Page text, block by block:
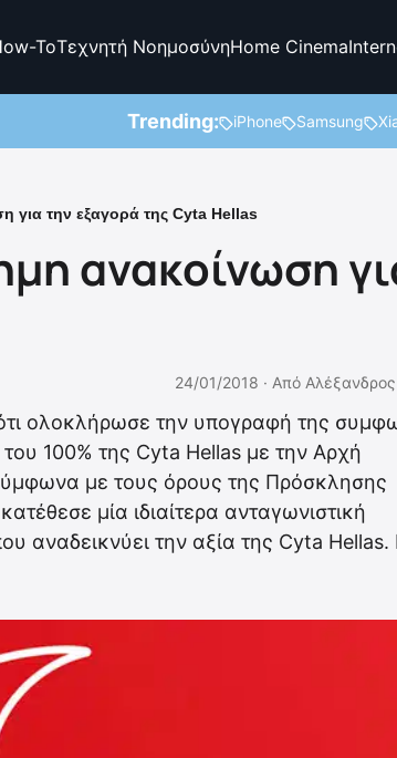
ToΤεχνητή ΝοημοσύνηHome Cinema
Trending: iPhone Samsung
για την εξαγορά της Cyta Hellas
ανακοίνωση
24/01/2018 · Από
ολοκλήρωσε την υπογραφή της
100% της Cyta Hellas με την Αρχή
με τους όρους της Πρόσκλησης
μία ιδιαίτερα ανταγωνιστική
αναδεικνύει την αξία της Cyta Hellas.